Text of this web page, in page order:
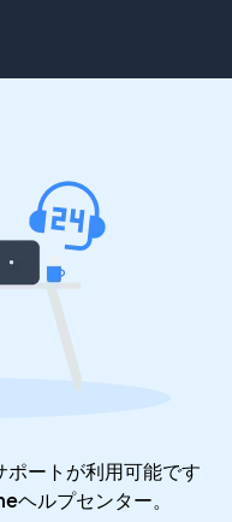
ートが利用可能です
ヘルプセンター。